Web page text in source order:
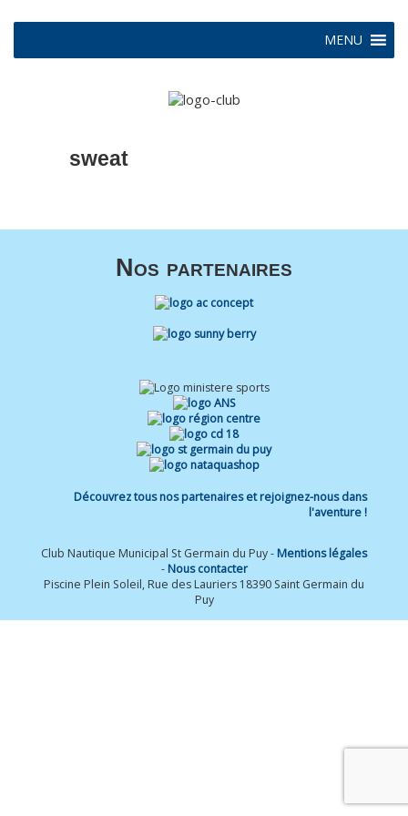
MENU
sweat
Nos partenaires
Découvrez tous nos partenaires et rejoignez-nous dans
l'aventure !
Club Nautique Municipal St Germain du Puy - Mentions légales
- Nous contacter
Piscine Plein Soleil, Rue des Lauriers 18390 Saint Germain du
Puy